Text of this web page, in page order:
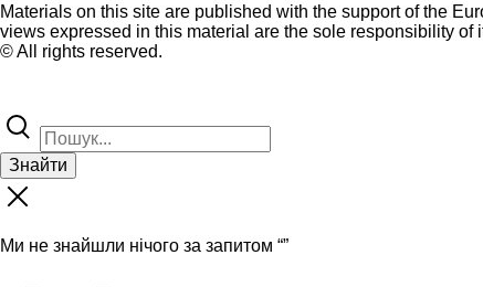
Materials on this site are published with the support of the
views expressed in this material are the sole responsibility of
© All rights reserved.
Знайти
Ми не знайшли нічого за запитом “”